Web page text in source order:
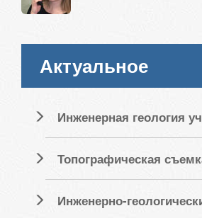
Актуальное
Инженерная геология
Топографическая
Инженерно-